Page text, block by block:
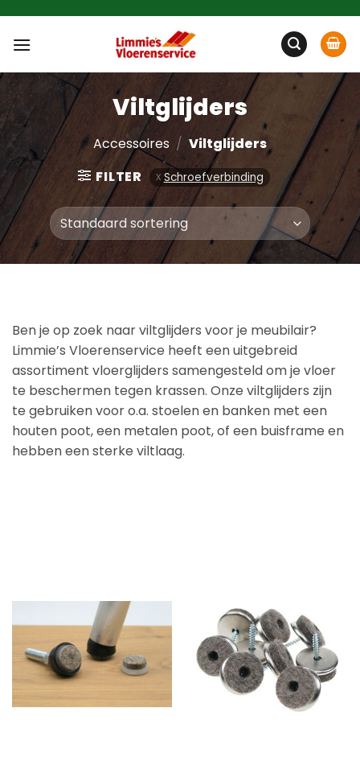
inhoud
Viltglijders
Accessoires / Viltglijders
FILTER
Schroefverbinding
Ben je op zoek naar viltglijders voor je meubilair?
Limmie’s Vloerenservice heeft een uitgebreid
assortiment vloerglijders samengesteld om je vloer
te beschermen tegen krassen. Onze viltglijders zijn
te gebruiken voor o.a. stoelen en banken met een
houten poot, een metalen poot, of een buisframe en
hebben een sterke viltlaag.